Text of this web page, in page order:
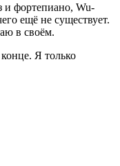
фортепиано, Wu-
ещё не существует.
в своём.
Я только